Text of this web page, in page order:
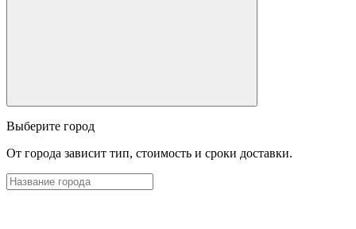
Выберите город
От города зависит тип, стоимость и сроки доставки.